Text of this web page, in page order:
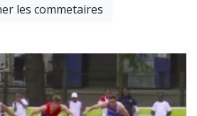
les commetaires